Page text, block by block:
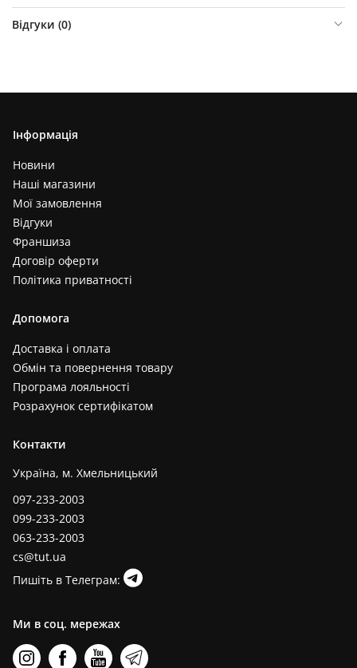
Відгуки (0)
Інформація
Новини
Наші магазини
Мої замовлення
Відгуки
Франшиза
Договір оферти
Політика приватності
Допомога
Доставка і оплата
Обмін та повернення товару
Програма лояльності
Розрахунок сертифікатом
Контакти
Україна, м. Хмельницький
097-233-2003
099-233-2003
063-233-2003
cs@tut.ua
Пишіть в Телеграм:
Ми в соц. мережах